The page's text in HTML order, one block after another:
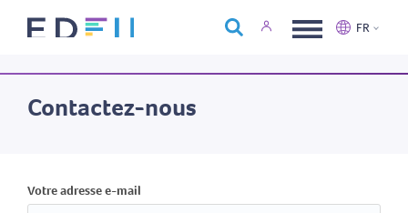
À propos d'Edfin
FR
Contactez-nous
Votre adresse e-mail